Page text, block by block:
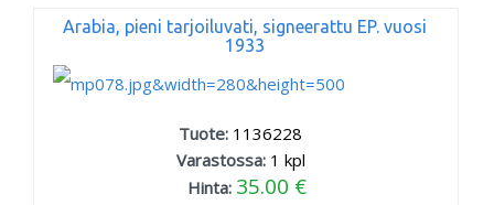
Arabia, pieni tarjoiluvati, signeerattu EP. vuosi
1933
Tuote: 1136228
Varastossa: 1 kpl
Hinta: 35.00 €